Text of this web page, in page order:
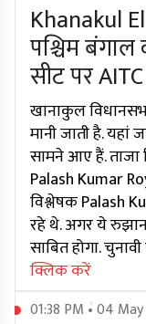
Khanakul
पश्चिम
सीट पर
खानाकुल
मानी जाती है.
सामने आए हैं. ताजा
Palash Kumar
विश्लेषक Palash
रहे थे. अगर ये
साबित होगा.
क्लिक करें
01:38 PM • 04